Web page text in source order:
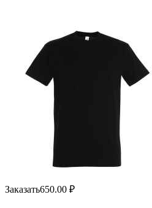
Заказать650.00 ₽